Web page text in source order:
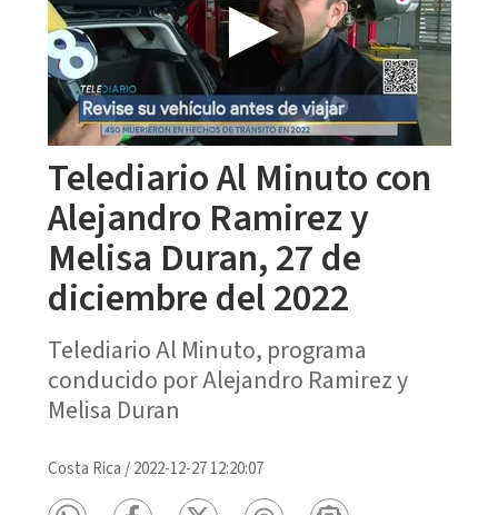
Telediario Al Minuto con
Alejandro Ramirez y
Melisa Duran, 27 de
diciembre del 2022
Telediario Al Minuto, programa
conducido por Alejandro Ramirez y
Melisa Duran
Costa Rica /2022-12-27 12:20:07